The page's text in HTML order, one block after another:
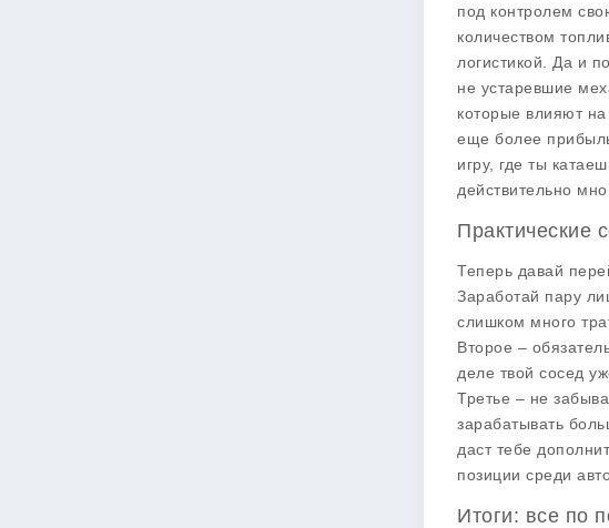
под контролем
количеством
логистикой. Да и
не устаревшие
которые влияют
еще более
игру, где ты
действительно
Практические
Теперь давай
Заработай пару
слишком много
Второе –
деле твой сосед
Третье – не
зарабатывать
даст тебе
позиции среди
Итоги: все по